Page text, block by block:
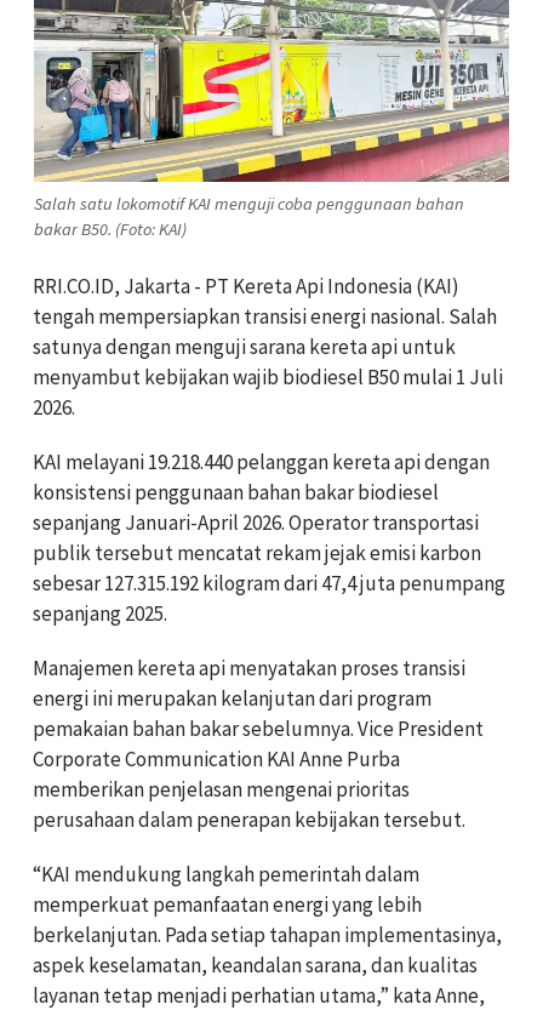
Salah satu lokomotif KAI menguji coba penggunaan bahan
bakar B50. (Foto: KAI)
RRI.CO.ID, Jakarta - PT Kereta Api Indonesia (KAI)
tengah mempersiapkan transisi energi nasional. Salah
satunya dengan menguji sarana kereta api untuk
menyambut kebijakan wajib biodiesel B50 mulai 1 Juli
2026.
KAI melayani 19.218.440 pelanggan kereta api dengan
konsistensi penggunaan bahan bakar biodiesel
sepanjang Januari-April 2026. Operator transportasi
publik tersebut mencatat rekam jejak emisi karbon
sebesar 127.315.192 kilogram dari 47,4 juta penumpang
sepanjang 2025.
Manajemen kereta api menyatakan proses transisi
energi ini merupakan kelanjutan dari program
pemakaian bahan bakar sebelumnya. Vice President
Corporate Communication KAI Anne Purba
memberikan penjelasan mengenai prioritas
perusahaan dalam penerapan kebijakan tersebut.
“KAI mendukung langkah pemerintah dalam
memperkuat pemanfaatan energi yang lebih
berkelanjutan. Pada setiap tahapan implementasinya,
aspek keselamatan, keandalan sarana, dan kualitas
layanan tetap menjadi perhatian utama,” kata Anne,